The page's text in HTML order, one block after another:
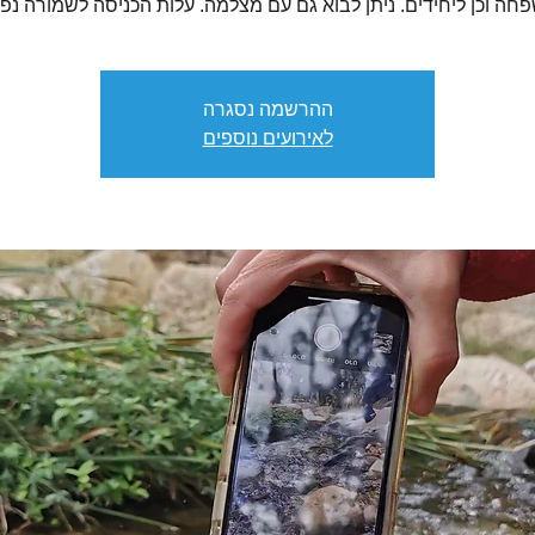
וכן ליחידים. ניתן לבוא גם עם מצלמה. עלות הכניסה לשמורה
ההרשמה נסגרה
לאירועים נוספים